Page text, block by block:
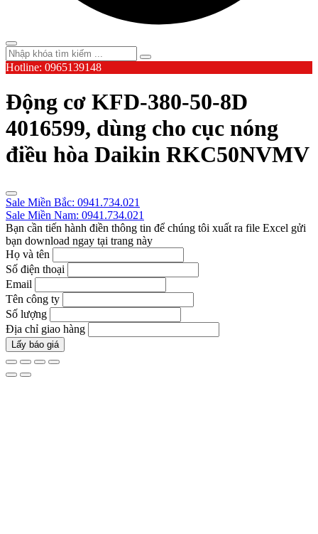
Hotline: 0965139148
Động cơ KFD-380-50-8D
4016599, dùng cho cục nóng
điều hòa Daikin RKC50NVMV
Sale Miền Bắc: 0941.734.021
Sale Miền Nam: 0941.734.021
Bạn cần tiến hành điền thông tin để chúng tôi xuất ra file Excel gửi
bạn download ngay tại trang này
Họ và tên
Số điện thoại
Email
Tên công ty
Số lượng
Địa chỉ giao hàng